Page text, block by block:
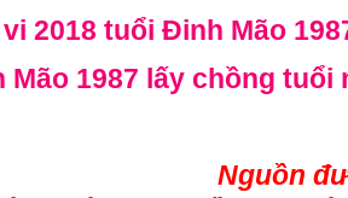
2018 tuổi Đinh Mão
1987 lấy chồng tuổi
Nguồn